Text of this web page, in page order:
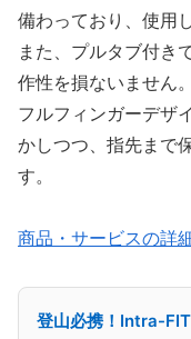
備わっており、使用
また、プルタブ付き
作性を損ないません。
フルフィンガーデザ
かしつつ、指先まで
す。
商品・サービスの詳
登山必携！Intra-